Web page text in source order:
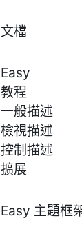
文檔
Easy
教程
一般描述
檢視描述
控制描述
擴展
Easy 主題框